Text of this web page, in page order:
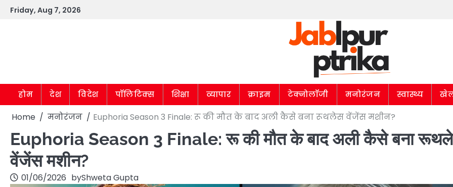
SkipFriday, Aug 7, 2026
होम देश विदेश पॉलिटिक्स शिक्षा व्यापार क्राइम टेक्नोलॉजी मनोरंजन स्वास्थ्य
Home मनोरंजन Euphoria Season 3 Finale: रू की मौत के बाद अली कैसे बना रूथलेस वेंजेंस मशीन?
Euphoria Season 3 Finale: रू की मौत के बाद अली कैसे बना
वेंजेंस मशीन?
01/06/2026 byShweta Gupta